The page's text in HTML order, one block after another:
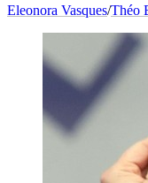
Eleonora Vasques/Théo